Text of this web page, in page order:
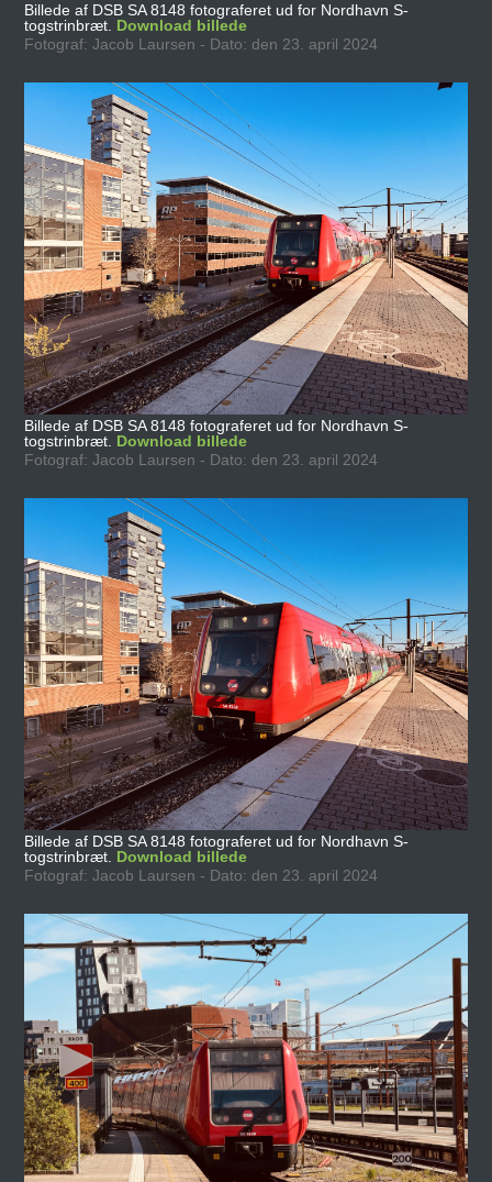
Billede af DSB SA 8148 fotograferet ud for Nordhavn S-
togstrinbræt. Download billede
Fotograf: Jacob Laursen - Dato: den 23. april 2024
Billede af DSB SA 8148 fotograferet ud for Nordhavn S-
togstrinbræt. Download billede
Fotograf: Jacob Laursen - Dato: den 23. april 2024
Billede af DSB SA 8148 fotograferet ud for Nordhavn S-
togstrinbræt. Download billede
Fotograf: Jacob Laursen - Dato: den 23. april 2024